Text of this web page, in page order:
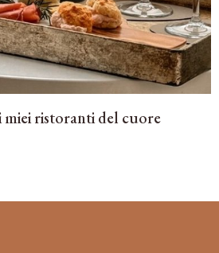
miei ristoranti del cuore